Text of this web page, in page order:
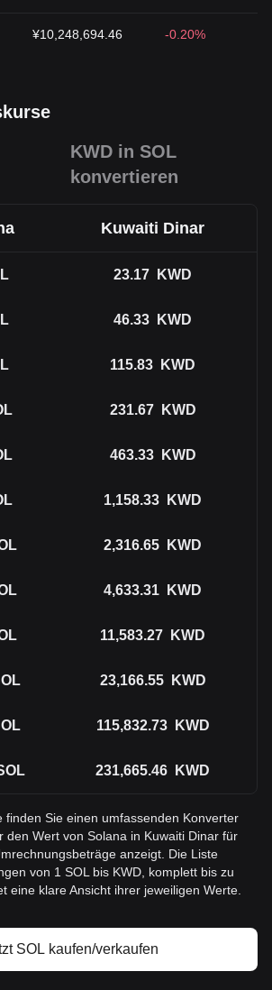
¥10,248,694.46 -0.20%
KWD in SOL
konvertieren
Kuwaiti Dinar
23.17 KWD
46.33 KWD
115.83 KWD
231.67 KWD
463.33 KWD
1,158.33 KWD
2,316.65 KWD
4,633.31 KWD
11,583.27 KWD
23,166.55 KWD
115,832.73 KWD
231,665.46 KWD
finden Sie einen umfassenden Konverter
den Wert von Solana in Kuwaiti Dinar für
anzeigt. Die Liste
von 1 SOL bis KWD, komplett bis zu
eine klare Ansicht ihrer jeweiligen Werte.
SOL kaufen/verkaufen